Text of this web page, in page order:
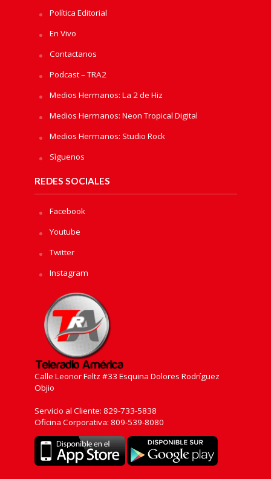
Política Editorial
En Vivo
Contactanos
Podcast – TRA2
Medios Hermanos: La 2 de Hiz
Medios Hermanos: Neon Tropical Digital
Medios Hermanos: Studio Rock
Sìguenos
REDES SOCIALES
Facebook
Youtube
Twitter
Instagram
Calle Leonor Feltz #33 Esquina Dolores Rodríguez
Objio
Servicio al Cliente: 829-733-5838
Oficina Corporativa: 809-539-8080